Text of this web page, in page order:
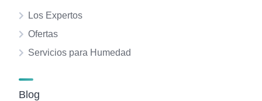
Los Expertos
Ofertas
Servicios para Humedad
Blog